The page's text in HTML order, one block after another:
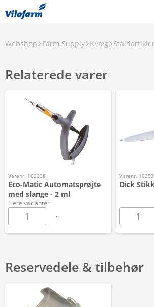
Webshop Farm Supply Kvæg
Relaterede varer
Varenr. 102338
Eco-Matic Automatsprøjte
med slange - 2 ml
Flere varianter
Varenr.
Dick
Reservedele & tilbehør